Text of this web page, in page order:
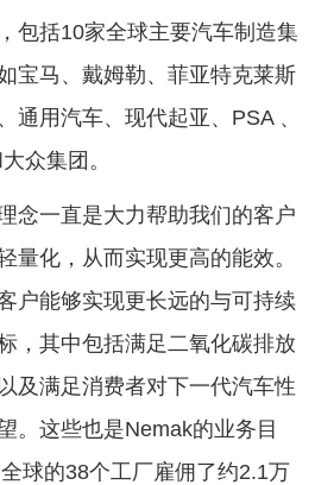
包括10家全球主要汽车制造集
宝马、戴姆勒、菲亚特克莱斯
通用汽车、现代起亚、PSA 、
众集团。
念一直是大力帮助我们的客户
量化，从而实现更高的能效。
户能够实现更长远的与可持续
，其中包括满足二氧化碳排放
及满足消费者对下一代汽车性
。这些也是Nemak的业务目
球的38个工厂雇佣了约2.1万